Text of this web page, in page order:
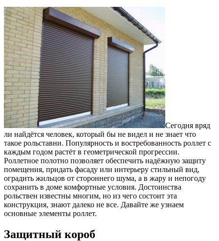
Сегодня вряд
ли найдётся человек, который бы не видел и не знает что
такое рольставни. Популярность и востребованность роллет с
каждым годом растёт в геометрической прогрессии.
Роллетное полотно позволяет обеспечить надёжную защиту
помещения, придать фасаду или интерьеру стильный вид,
оградить жильцов от стороннего шума, а в жару и непогоду
сохранить в доме комфортные условия. Достоинства
рольствен известны многим, но из чего состоит эта
конструкция, знают далеко не все. Давайте же узнаем
основные элементы роллет.
Защитный короб